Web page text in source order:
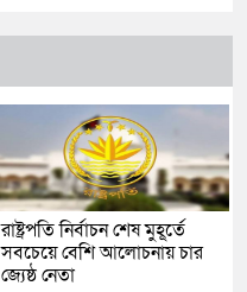
রাষ্ট্রপতি নির্বাচন শেষ মুহূর্তে
সবচেয়ে বেশি আলোচনায় চার
জ্যেষ্ঠ নেতা